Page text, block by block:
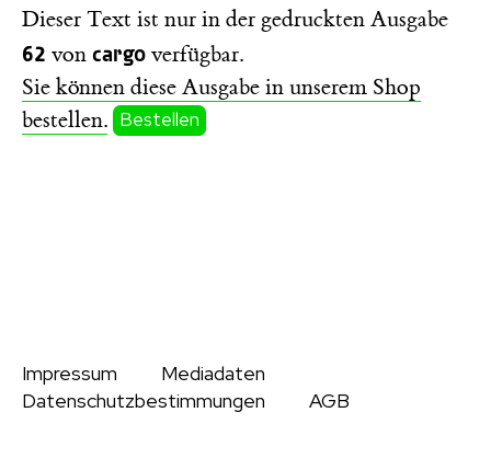
Dieser Text ist nur in der gedruckten Ausgabe
62 von cargo verfügbar.
Sie können diese Ausgabe in unserem Shop
bestellen. Bestellen
Impressum
Mediadaten
Datenschutzbestimmungen
AGB